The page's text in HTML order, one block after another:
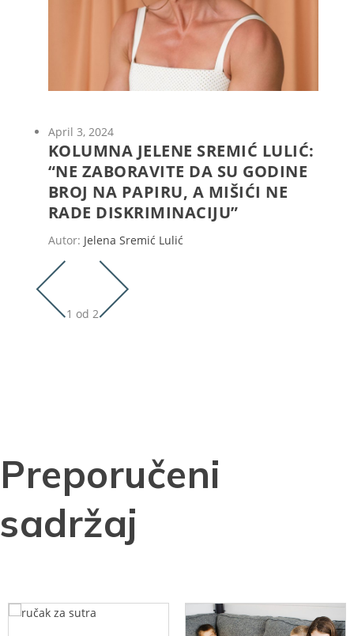
April 3, 2024
KOLUMNA JELENE SREMIĆ LULIĆ:
“NE ZABORAVITE DA SU GODINE
BROJ NA PAPIRU, A MIŠIĆI NE
RADE DISKRIMINACIJU”
Autor: Jelena Sremić Lulić
1 od 2
Preporučeni
sadržaj